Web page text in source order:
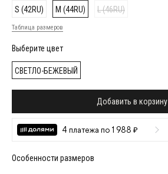
S (42RU) M (44RU) L (46RU)
Таблица размеров
Выберите цвет
СВЕТЛО-БЕЖЕВЫЙ
Добавить в корзину
4 платежа по 1 988 ₽
Особенности размеров